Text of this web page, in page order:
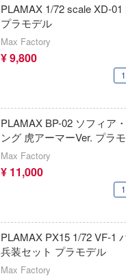
PLAMAX 1/72 scale XD-01
プラモデル
Max Factory
¥ 9,800
PLAMAX BP-02 ソフィア
ング 虎アーマーVer. プラ
Max Factory
¥ 11,000
PLAMAX PX15 1/72 VF-1
兵装セット プラモデル
Max Factory
夏目友人帳
ナイツ＆マジック
NEEDY GIRL
NieRシリーズ
2.5次元の誘惑
忍たま乱太郎
ネプテューヌシリーズ
KADOKAWA
KAWA DESIGN
ガイアノーツ
ガスパッチモデル(ビ
Calbone
Q-six
キネティック